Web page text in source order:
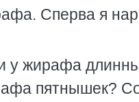
Сперва я
у жирафа
пятнышек?